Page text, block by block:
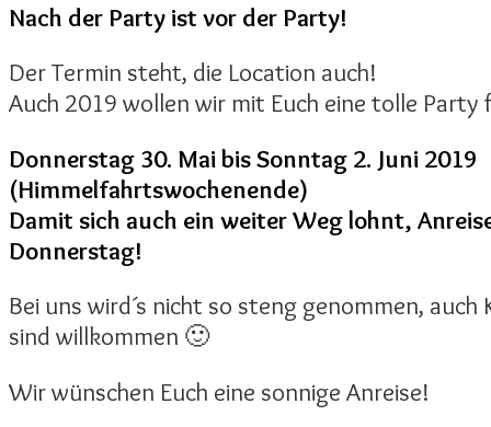
Nach der Party ist vor der Party!
Der Termin steht, die Location auch!
Auch 2019 wollen wir mit Euch eine tolle Party
Donnerstag 30. Mai bis Sonntag 2. Juni 2019
(Himmelfahrtswochenende)
Damit sich auch ein weiter Weg lohnt,
Donnerstag!
Bei uns wird´s nicht so steng genommen,
sind willkommen 🙂
Wir wünschen Euch eine sonnige Anreise!